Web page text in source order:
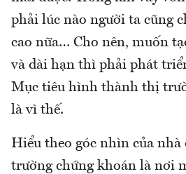
phải lúc nào người ta cũng
cao nữa… Cho nên, muốn
và dài hạn thì phải phát
Mục tiêu hình thành thị
là vì thế.
Hiểu theo góc nhìn của
trường chứng khoán là nơi